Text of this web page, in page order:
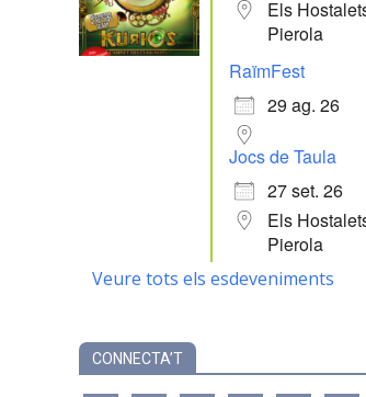
Els
Pierola
RaïmFest
29 ag. 26
Jocs de Taula
27 set. 26
Els
Pierola
Veure tots els esdeveniments
CONNECTA’T